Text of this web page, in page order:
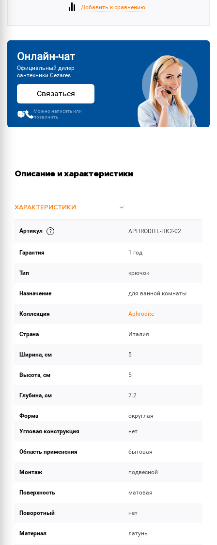
Добавить к сравнению
Онлайн-чат
Официальный дилер
сантехники Cezares
Связаться
Можно написать или
позвонить
Описание и характеристики
ХАРАКТЕРИСТИКИ
ОБЪЕМ ПОСТАВКИ
Артикул APHRODITE-HK2-02
Гарантия 1 год
Тип крючок
Назначение для ванной комнаты
Коллекция Aphrodite
Страна Италия
Ширина, см 5
Высота, см 5
Глубина, см 7.2
Форма округлая
Угловая конструкция нет
Область применения бытовая
Монтаж подвесной
Поверхность матовая
Поворотный нет
Материал латунь